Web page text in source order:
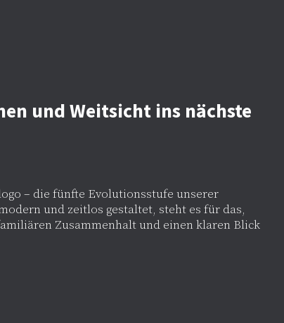
und Weitsicht ins nächste
– die fünfte Evolutionsstufe unserer
und zeitlos gestaltet, steht es für das,
Zusammenhalt und einen klaren Blick